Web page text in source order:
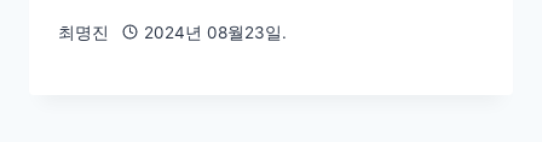
최명진 2024년 08월23일.